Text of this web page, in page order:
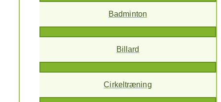
Badminton
Billard
Cirkeltræning